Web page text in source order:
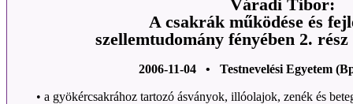
Váradi Tibor:
A csakrák működése és
szellemtudomány fényében 2.
2006-11-04 • Testnevelési Egyetem
• a gyökércsakrához tartozó ásványok, illóolajok, zenék és